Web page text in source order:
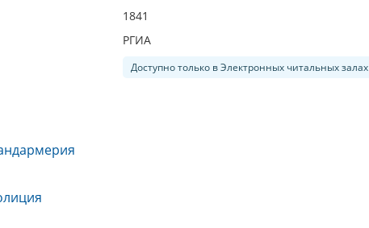
1841
РГИА
Доступно только в Электронных читальных залах